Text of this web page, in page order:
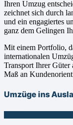
Ihren Umzug
zeichnet sich durch
und ein engagiertes
ganz dem Gelingen
Mit einem Portfolio,
internationalen
Transport Ihrer Güter
Maß an
Umzüge ins